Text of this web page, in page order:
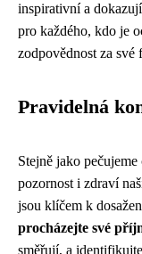
inspirativní a
pro každého, kdo je
zodpovědnost za své
Pravidelná
Stejně jako
pozornost i zdraví
jsou klíčem k
procházejte své
směřují, a